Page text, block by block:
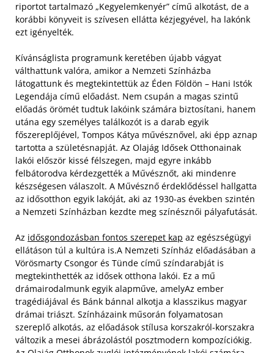
riportot tartalmazó „Kegyelemkenyér” című alkotást, de a
korábbi könyveit is szívesen ellátta kézjegyével, ha lakónk
ezt igényelték.
Kívánságlista programunk keretében újabb vágyat
válthattunk valóra, amikor a Nemzeti Színházba
látogattunk és megtekintettük az Éden Földön – Hani Istók
Legendája című előadást. Nem csupán a magas szintű
előadás örömét tudtuk lakóink számára biztosítani, hanem
utána egy személyes találkozót is a darab egyik
főszereplőjével, Tompos Kátya művésznővel, aki épp aznap
tartotta a születésnapját. Az Olajág Idősek Otthonainak
lakói először kissé félszegen, majd egyre inkább
felbátorodva kérdezgették a Művésznőt, aki mindenre
készségesen válaszolt. A Művésznő érdeklődéssel hallgatta
az idősotthon egyik lakóját, aki az 1930-as években szintén
a Nemzeti Színházban kezdte meg színésznői pályafutását.
Az idősgondozásban fontos szerepet kap az egészségügyi
ellátáson túl a kultúra is.A Nemzeti Színház előadásában a
Vörösmarty Csongor és Tünde című színdarabját is
megtekinthették az idősek otthona lakói. Ez a mű
drámairodalmunk egyik alapműve, amelyAz ember
tragédiájával és Bánk bánnal alkotja a klasszikus magyar
drámai triászt. Színházaink műsorán folyamatosan
szereplő alkotás, az előadások stílusa korszakról-korszakra
változik a mesei ábrázolástól posztmodern kompozíciókig.